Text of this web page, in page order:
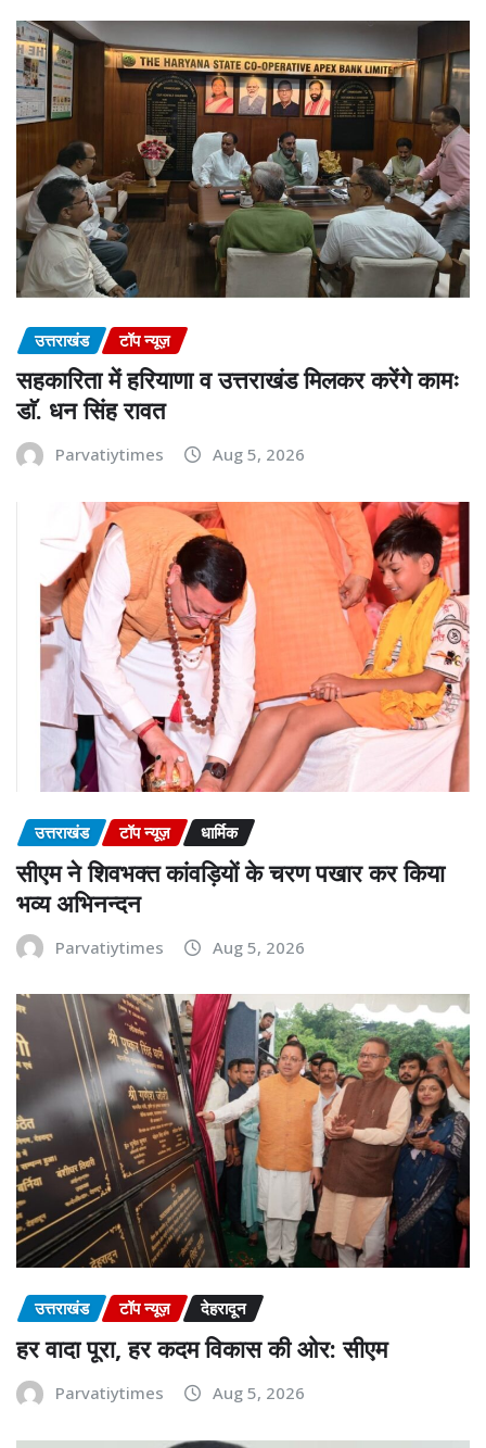
उत्तराखंड टॉप न्यूज़
सहकारिता में हरियाणा व उत्तराखंड मिलकर करेंगे कामः
डाॅ. धन सिंह रावत
Parvatiytimes Aug 5, 2026
उत्तराखंड टॉप न्यूज़ धार्मिक
सीएम ने शिवभक्त कांवड़ियों के चरण पखार कर किया
भव्य अभिनन्दन
Parvatiytimes Aug 5, 2026
उत्तराखंड टॉप न्यूज़ देहरादून
हर वादा पूरा, हर कदम विकास की ओर: सीएम
Parvatiytimes Aug 5, 2026